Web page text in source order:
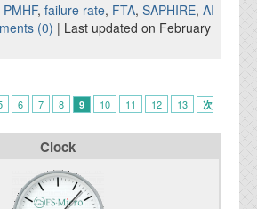
PMHF, failure rate, FTA, SAPHIRE, AI
(0) | Last updated on February
6 7 8 9 10 11 12 13
次
Clock